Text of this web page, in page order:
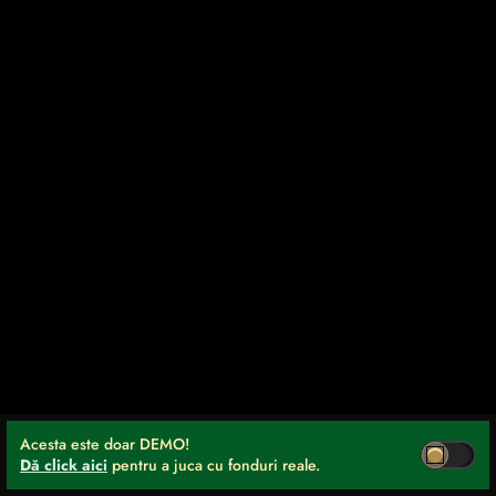
Acesta este doar DEMO!
Dă click aici pentru a juca cu fonduri reale.